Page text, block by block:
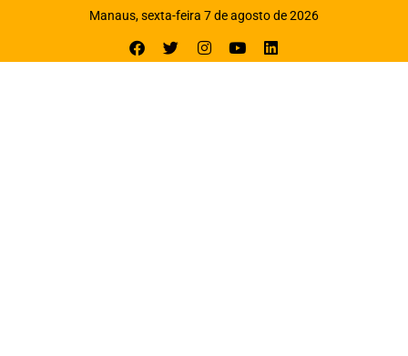
Manaus, sexta-feira 7 de agosto de 2026